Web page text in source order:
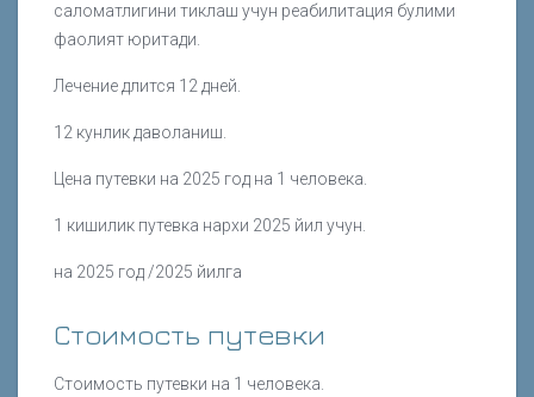
саломатлигини тиклаш учун реабилитация булими
фаолият юритади.
Лечение длится 12 дней.
12 кунлик даволаниш.
Цена путевки на 2025 год на 1 человека.
1 кишилик путевка нархи 2025 йил учун.
на 2025 год /2025 йилга
Стоимость путевки
Стоимость путевки на 1 человека.